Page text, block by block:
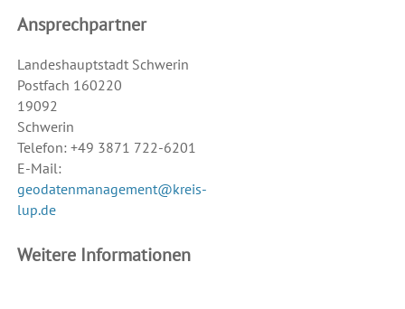
Ansprechpartner
Landeshauptstadt Schwerin
Postfach 160220
19092
Schwerin
Telefon: +49 3871 722-6201
E-Mail:
geodatenmanagement@kreis-
lup.de
Weitere Informationen